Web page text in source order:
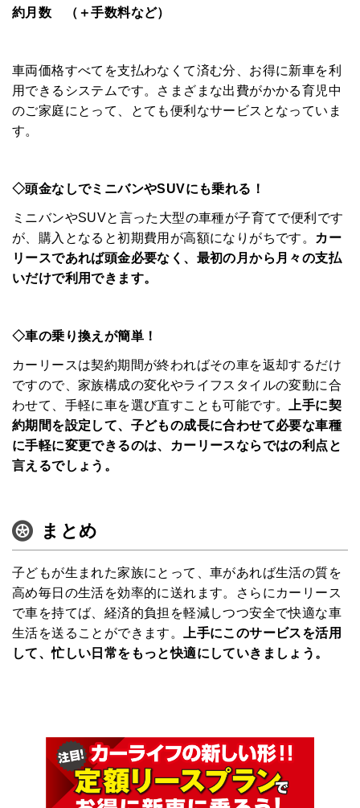
約月数 （＋手数料など）
車両価格すべてを支払わなくて済む分、お得に新車を利
用できるシステムです。さまざまな出費がかかる育児中
のご家庭にとって、とても便利なサービスとなっていま
す。
◇頭金なしでミニバンやSUVにも乗れる！
ミニバンやSUVと言った大型の車種が子育てで便利です
が、購入となると初期費用が高額になりがちです。
カー
リースであれば頭金必要なく、最初の月から月々の支払
いだけで利用できます。
◇車の乗り換えが簡単！
カーリースは契約期間が終わればその車を返却するだけ
ですので、家族構成の変化やライフスタイルの変動に合
わせて、手軽に車を選び直すことも可能です。
上手に契
約期間を設定して、子どもの成長に合わせて必要な車種
に手軽に変更できるのは、カーリースならではの利点と
言えるでしょう。
まとめ
子どもが生まれた家族にとって、車があれば生活の質を
高め毎日の生活を効率的に送れます。さらにカーリース
で車を持てば、経済的負担を軽減しつつ安全で快適な車
生活を送ることができます。
上手にこのサービスを活用
して、忙しい日常をもっと快適にしていきましょう。